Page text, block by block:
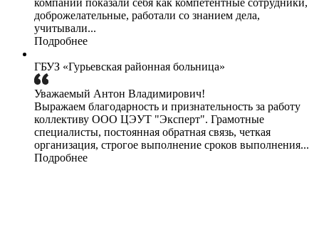
компании показали себя как компетентные сотрудники,
доброжелательные, работали со знанием дела,
учитывали...
Подробнее
ГБУЗ «Гурьевская районная больница»
Уважаемый Антон Владимирович!
Выражаем благодарность и признательность за работу
коллективу ООО ЦЭУТ "Эксперт". Грамотные
специалисты, постоянная обратная связь, четкая
организация, строгое выполнение сроков выполнения...
Подробнее